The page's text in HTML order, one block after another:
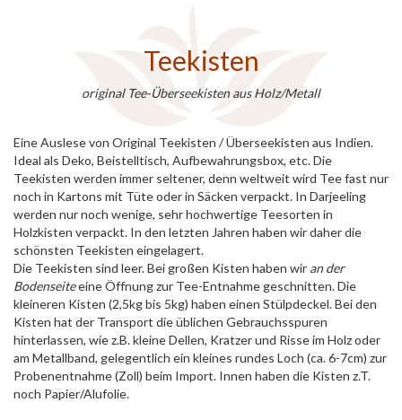
Teekisten
original Tee-Überseekisten aus Holz/Metall
Eine Auslese von Original Teekisten / Überseekisten aus Indien.
Ideal als Deko, Beistelltisch, Aufbewahrungsbox, etc. Die
Teekisten werden immer seltener, denn weltweit wird Tee fast nur
noch in Kartons mit Tüte oder in Säcken verpackt. In Darjeeling
werden nur noch wenige, sehr hochwertige Teesorten in
Holzkisten verpackt. In den letzten Jahren haben wir daher die
schönsten Teekisten eingelagert.
Die Teekisten sind leer. Bei großen Kisten haben wir an der
Bodenseiteeine Öffnung zur Tee-Entnahme geschnitten. Die
kleineren Kisten (2,5kg bis 5kg) haben einen Stülpdeckel. Bei den
Kisten hat der Transport die üblichen Gebrauchsspuren
hinterlassen, wie z.B. kleine Dellen, Kratzer und Risse im Holz oder
am Metallband, gelegentlich ein kleines rundes Loch (ca. 6-7cm) zur
Probenentnahme (Zoll) beim Import. Innen haben die Kisten z.T.
noch Papier/Alufolie.